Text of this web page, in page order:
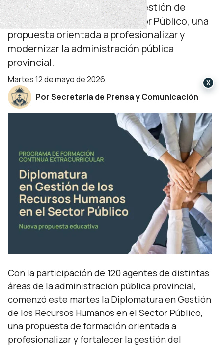
Comenzó la Diplomatura en Gestión de
Recursos Humanos en el Sector Público, una
propuesta orientada a profesionalizar y
modernizar la administración pública
provincial.
martes 12 de mayo de 2026
Por Secretaría de Prensa y Comunicación
Con la participación de 120 agentes de distintas
áreas de la administración pública provincial,
comenzó este martes la Diplomatura en Gestión
de los Recursos Humanos en el Sector Público,
una propuesta de formación orientada a
profesionalizar y fortalecer la gestión del
X